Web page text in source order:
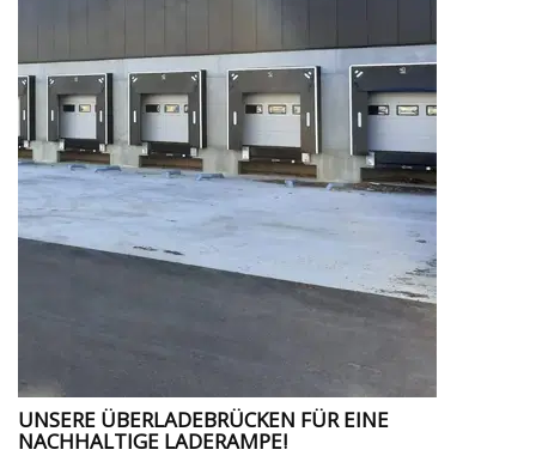
UNSERE ÜBERLADEBRÜCKEN FÜR EINE
NACHHALTIGE LADERAMPE!